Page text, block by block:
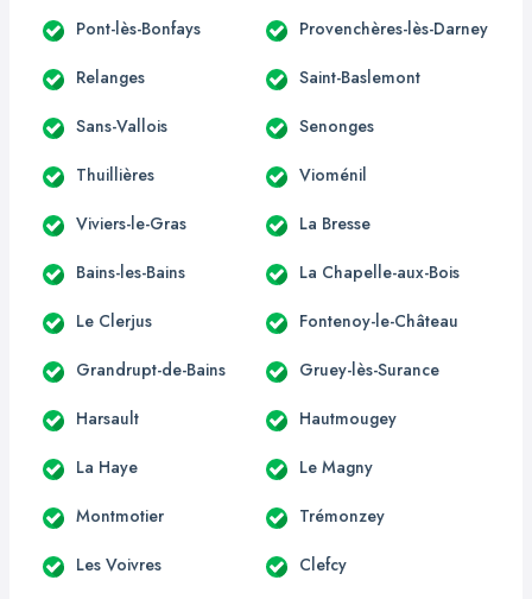
Pont-lès-Bonfays Provenchères-lès-Darney
Relanges Saint-Baslemont
Sans-Vallois Senonges
Thuillières Vioménil
Viviers-le-Gras La Bresse
Bains-les-Bains La Chapelle-aux-Bois
Le Clerjus Fontenoy-le-Château
Grandrupt-de-Bains Gruey-lès-Surance
Harsault Hautmougey
La Haye Le Magny
Montmotier Trémonzey
Les Voivres Clefcy